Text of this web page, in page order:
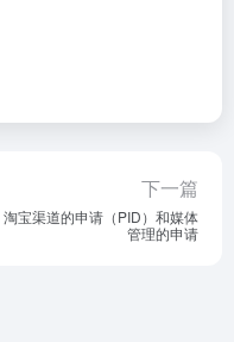
下一篇
淘宝渠道的申请（PID）和媒体
管理的申请